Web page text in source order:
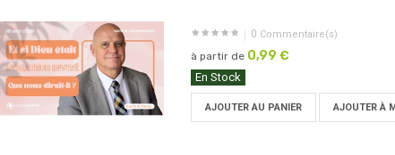
0 Commentaire(s)
à partir de 0,99 €
En Stock
AJOUTER AU PANIER AJOUTER À